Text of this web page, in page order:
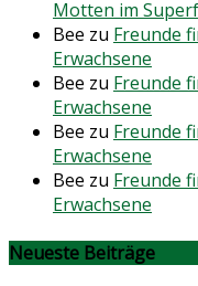
Motten im
Bee zu Freunde
Erwachsene
Bee zu Freunde
Erwachsene
Bee zu Freunde
Erwachsene
Bee zu Freunde
Erwachsene
Neueste Beiträge